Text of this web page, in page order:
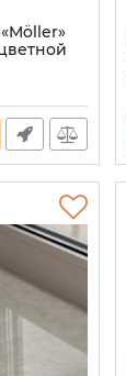
дуб